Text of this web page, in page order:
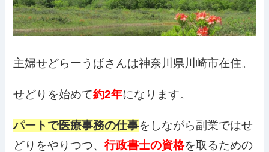
主婦せどらーうぱさんは神奈川県川崎市在住。
せどりを始めて約2年になります。
パートで医療事務の仕事をしながら副業ではせ
どりをやりつつ、行政書士の資格を取るための